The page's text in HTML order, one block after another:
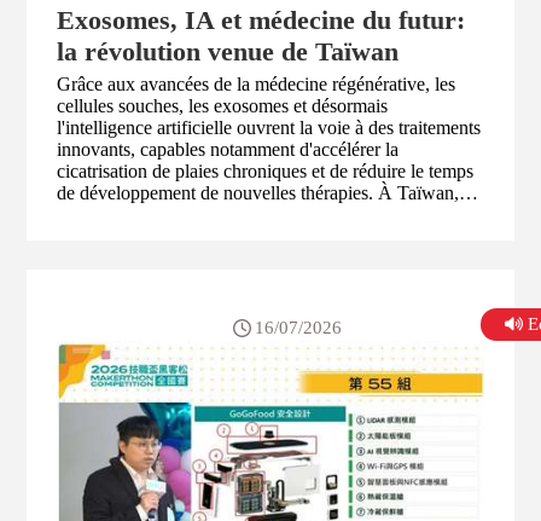
Exosomes, IA et médecine du futur:
la révolution venue de Taïwan
Grâce aux avancées de la médecine régénérative, les
cellules souches, les exosomes et désormais
l'intelligence artificielle ouvrent la voie à des traitements
innovants, capables notamment d'accélérer la
cicatrisation de plaies chroniques et de réduire le temps
de développement de nouvelles thérapies. À Taïwan,
médecine régénérative. Elle nous explique comment la
recherche scientifique se transforme aujourd'hui en
solutions médicales concrètes.
16/07/2026